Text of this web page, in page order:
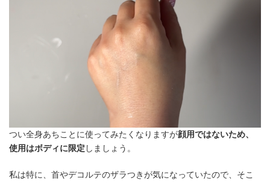
つい全身あちことに使ってみたくなりますが顔用ではないため、
使用はボディに限定 しましょう。
私は特に、首やデコルテのザラつきが気になっていたので、そこ